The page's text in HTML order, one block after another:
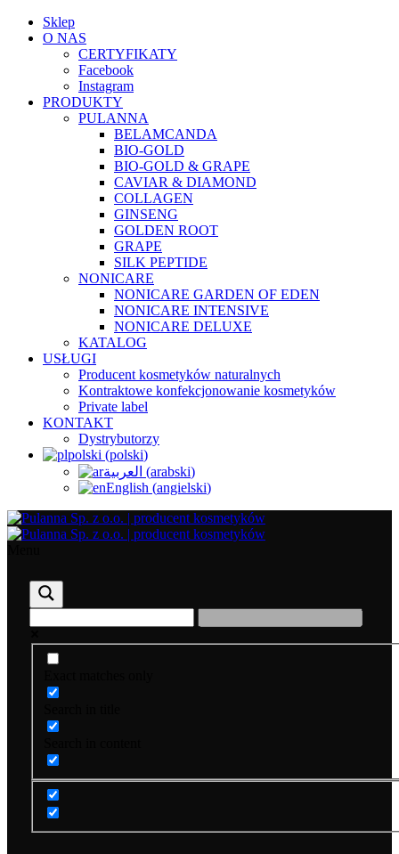
Sklep
O NAS
CERTYFIKATY
Facebook
Instagram
PRODUKTY
PULANNA
BELAMCANDA
BIO-GOLD
BIO-GOLD & GRAPE
CAVIAR & DIAMOND
COLLAGEN
GINSENG
GOLDEN ROOT
GRAPE
SILK PEPTIDE
NONICARE
NONICARE GARDEN OF EDEN
NONICARE INTENSIVE
NONICARE DELUXE
KATALOG
USŁUGI
Producent kosmetyków naturalnych
Kontraktowe konfekcjonowanie kosmetyków
Private label
KONTAKT
Dystrybutorzy
polski (polski)
العربية (arabski)
English (angielski)